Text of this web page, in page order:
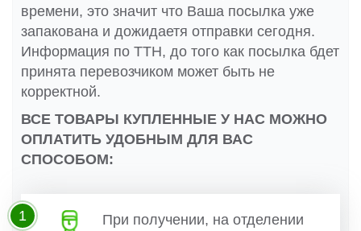
времени, это значит что Ваша посылка уже
запакована и дожидаетя отправки сегодня.
Информация по ТТН, до того как посылка бдет
принята перевозчиком может быть не
корректной.
ВСЕ ТОВАРЫ КУПЛЕННЫЕ У НАС МОЖНО
ОПЛАТИТЬ УДОБНЫМ ДЛЯ ВАС
СПОСОБОМ:
При получении, на отделении
1